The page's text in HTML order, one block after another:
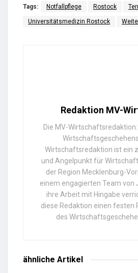
Tags: Notfallpflege Rostock
Universitätsmedizin Rostock
Redaktion MV-
Die MV-
Wirtschaftsredaktion ist ein
und Angelpunkt für
der Region Mecklenburg-
einem engagierten Team von
ihre Arbeit mit Hingabe
diese Redaktion einen festen
des
ähnliche Artikel